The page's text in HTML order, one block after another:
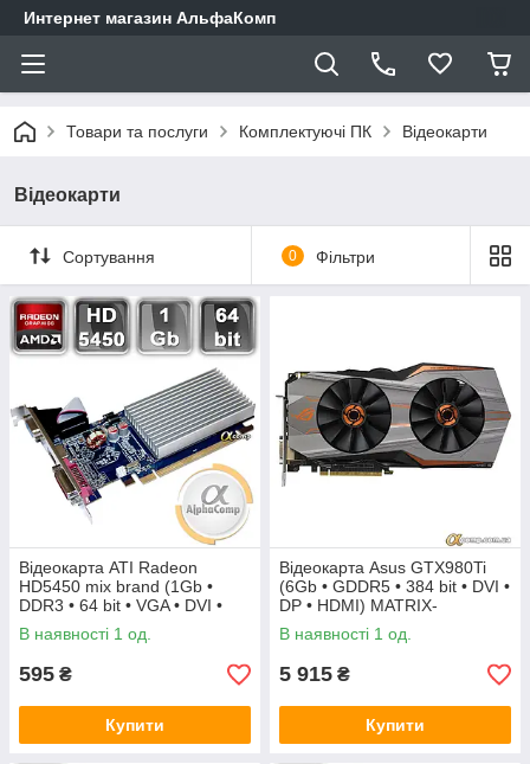
Интернет магазин АльфаКомп
Товари та послуги Комплектуючі ПК Відеокарти
Відеокарти
Сортування 0 Фільтри
Відеокарта ATI Radeon
HD5450 mix brand (1Gb •
DDR3 • 64 bit • VGA • DVI •
HDMI) БУ
В наявності 1 од.
595 ₴
Купити
Відеокарта Asus GTX980Ti
(6Gb • GDDR5 • 384 bit • DVI •
DP • HDMI) MATRIX-
GTX980TI-P-6GD5-GAMING
БУ
В наявності 1 од.
5 915 ₴
Купити